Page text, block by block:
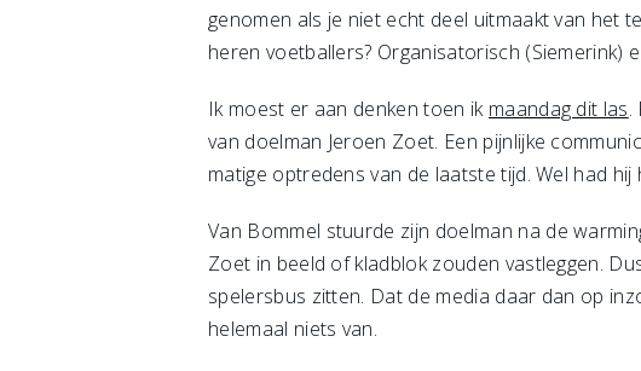
genomen als je niet echt deel uitmaakt van het
heren voetballers? Organisatorisch (Siemerink)
Ik moest er aan denken toen ik maandag dit las.
van doelman Jeroen Zoet. Een pijnlijke
matige optredens van de laatste tijd. Wel had
Van Bommel stuurde zijn doelman na de
Zoet in beeld of kladblok zouden vastleggen.
spelersbus zitten. Dat de media daar dan op
helemaal niets van.